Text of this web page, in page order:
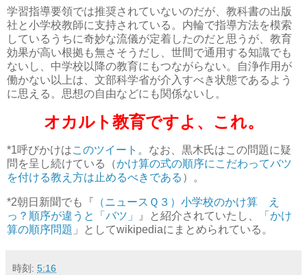
学習指導要領では推奨されていないのだが、教科書の出版
社と小学校教師に支持されている。内輪で指導方法を模索
しているうちに奇妙な流儀が定着したのだと思うが、教育
効果が高い根拠も無さそうだし、世間で通用する知識でも
ないし、中学校以降の教育にもつながらない。自浄作用が
働かない以上は、文部科学省が介入すべき状態であるよう
に思える。思想の自由などにも関係ないし。
オカルト教育ですよ、これ。
*1呼びかけはこのツイート 。なお、黒木氏はこの問題に疑
問を呈し続けている（かけ算の式の順序にこだわってバツ
を付ける教え方は止めるべきである ）。
*2朝日新聞でも『 （ニュースＱ３）小学校のかけ算 え
っ？順序が違うと「バツ」
』と紹介されていたし、「 かけ
算の順序問題 」としてwikipediaにまとめられている。
時刻: 5:16